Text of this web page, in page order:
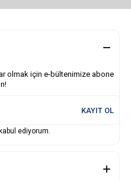
olmak için e-bültenimize abone
KAYIT OL
ediyorum.